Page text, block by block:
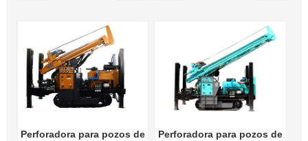
Perforadora para pozos de
Perforadora para pozos de